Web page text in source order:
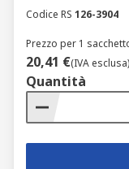
Codice RS 126-3904
Prezzo per 1
20,41 €(IVA esclusa)
Quantità